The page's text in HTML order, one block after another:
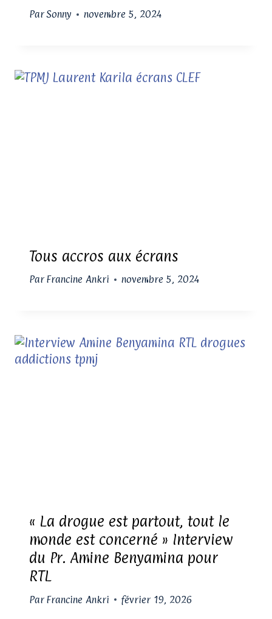
ParSonny novembre 5, 2024
Tous accros aux écrans
Par Francine Ankri novembre 5, 2024
« La drogue est partout, tout le
monde est concerné » Interview
du Pr. Amine Benyamina pour
RTL
Par Francine Ankri février 19, 2026